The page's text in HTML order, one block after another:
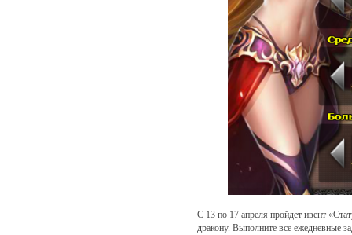
С 13 по 17 апреля пройдет ивент
дракону. Выполните все